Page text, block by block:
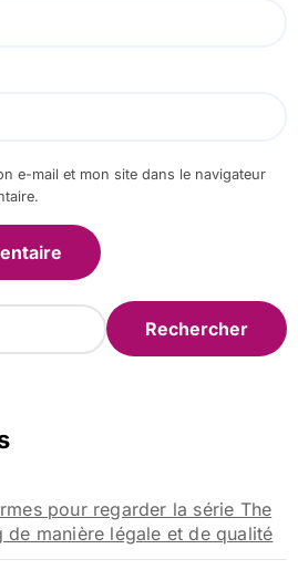
e-mail et mon site dans le navigateur
pour regarder la série The
de manière légale et de qualité